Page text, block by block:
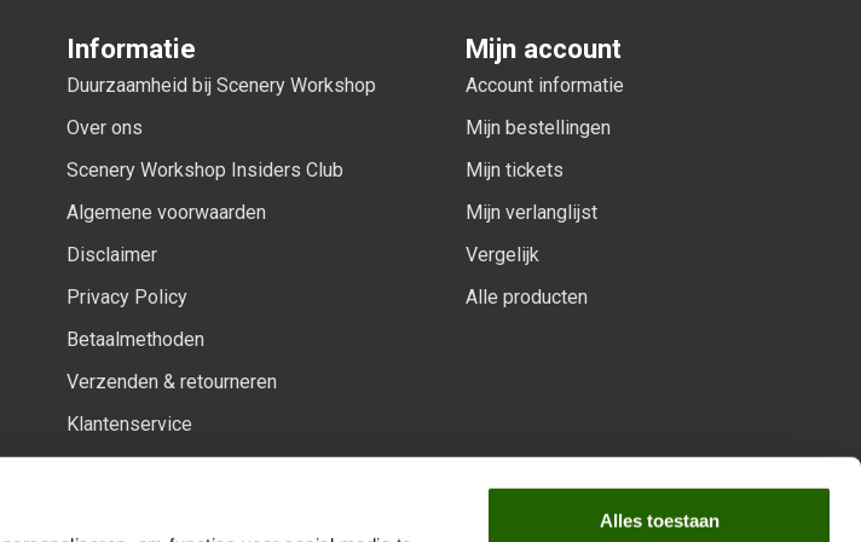
Alles toestaan
Informatie
Duurzaamheid bij Scenery Workshop
Over ons
Scenery Workshop Insiders Club
Algemene voorwaarden
Disclaimer
Privacy Policy
Betaalmethoden
Verzenden & retourneren
Klantenservice
Mijn account
Account informatie
Mijn bestellingen
Mijn tickets
Mijn verlanglijst
Vergelijk
Alle producten